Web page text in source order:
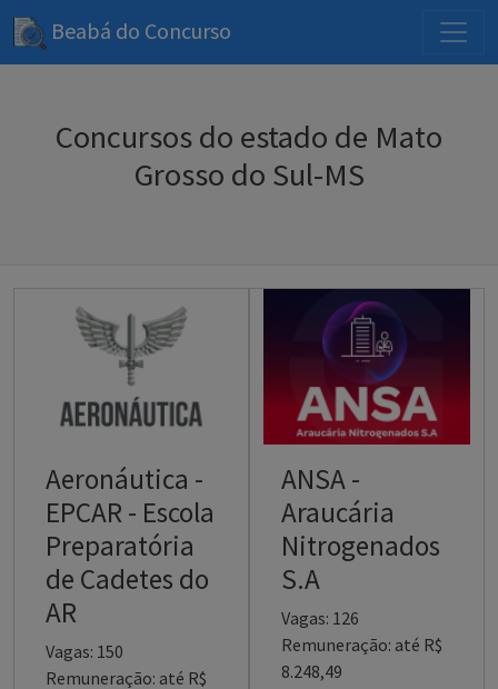
Beabá do Concurso
Concursos do estado de Mato
Grosso do Sul-MS
Aeronáutica -
EPCAR - Escola
Preparatória
de Cadetes do
AR
Vagas: 150
Remuneração: até R$
ANSA -
Araucária
Nitrogenados
S.A
Vagas: 126
Remuneração: até R$
8.248,49